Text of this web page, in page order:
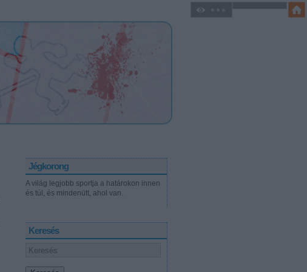
Jégkorong
A világ legjobb sportja a határokon innen
és túl, és mindenütt, ahol van.
Keresés